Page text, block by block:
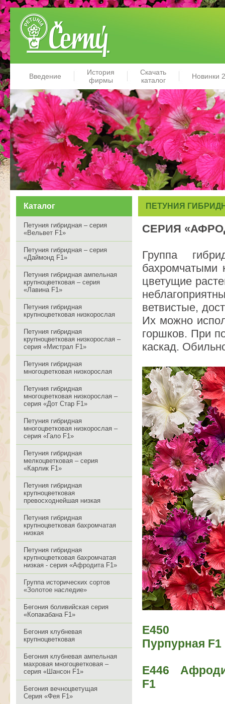
Введение
История
фирмы
Скачать
каталог
Новинки
Каталог
Петуния гибридная – серия
«Вельвет F1»
Петуния гибридная – серия
«Даймонд F1»
Петуния гибридная ампельная
крупноцветковая – серия
«Лавина F1»
Петуния гибридная
крупноцветковая низкорослая
Петуния гибридная
крупноцветковая низкорослая –
серия «Мистрал F1»
Петуния гибридная
многоцветковая низкорослая
Петуния гибридная
многоцветковая низкорослая –
серия «Дот Стар F1»
Петуния гибридная
многоцветковая низкорослая –
серия «Гало F1»
Петуния гибридная
мелкоцветковая – серия
«Карлик F1»
Петуния гибридная
крупноцветковая
превосходнейшая низкая
Петуния гибридная
крупноцветковая бахромчатая
низкая
Петуния гибридная
крупноцветковая бахромчатая
низкая - серия «Афродита F1»
Группа исторических сортов
«Золотое наследие»
Бегония боливийская серия
«Копакабана F1»
Бегония клубневая
крупноцветковая
Бегония клубневая ампельная
махровая многоцветковая –
серия «Шансон F1»
Бегония вечноцветущая
Серия «Фея F1»
ПЕТУНИЯ
СЕРИЯ
Группа
бахромчатыми
цветущие
ветвистые,
Их можно
горшков. При
каскад.
Е450
Пурпурная F1
Е446
F1